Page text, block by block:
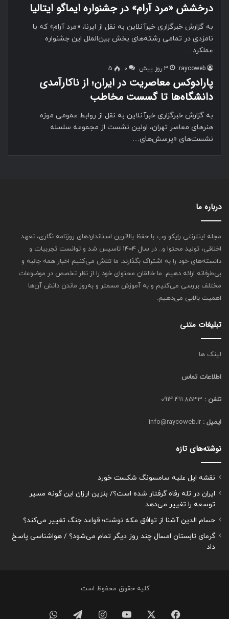
درخشش «مرد آرام» در جشنواره ایماگو ایتالیا
به گزارش خبرگزاری خبرآنلاین به نقل از ایرنا، «مرد آرام» که با
نامزدی در تمامی رشته‌های بخش بین‌الملل این جشنواره
عملکرد…
raycoweb 3 روز پیش 0
5
پارادوکس معاصریت در ایران؛ از ناکارآمدی
دانشگاه‌ها تا گسست مخاطب
به گزارش خبرگزاری خبرآنلاین به نقل از روابط عمومی موزه
هنرهای معاصر تهران، اولین نشست از مجموعه سلسله
نشست‌های «پرسش‌های…
درباره ما
مجله اینترنتی رایکو وب با حفظ بالاترین استانداردهای روزنامه نگاری، تعهد
اخلاقی، تولید محتوا و.. در سال ۱۴۰۴ تاسیس شد و توانست تجربیات و
دانسته‌های خود را به اشتراک بگذارند. ما تلاش می‌کنیم اخبار همه جانبه و
بی‌طرفانه ارائه دهیم. ما خالقان محتوای خود را از نظر تخصص در موضوعات
مختلف بررسی می‌کنیم و به آموزش مسمتر و به‌روز ماندن دانش آن‌ها
اهمیت بالایی می‌دهیم.
تبلیغات متنی
لینک ها
اطلاعات تماس
تلفن :
ایمیل :
نوشته‌های تازه
نقشه اپل علیه سامسونگ شکست خورد
ایران در تله رفاه گرفتار شده است؟/ بنزین ارزان این گونه مسیر
توسعه را تغییر می‌دهد
حسام الدین آشنا از توافق مکه نوشت؛ قواعد جنگ تغییر می‌کند؟
گرمای تابستان امسال چند روز دیگر تمام می‌شود؟ / هواشناسی پاسخ
داد
کلیه حقوق محفوظ است.
فیسبوک ایکس یوتیوب اینستاگرامتلگرام